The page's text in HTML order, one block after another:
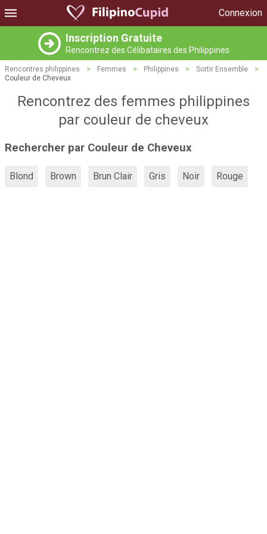
Connexion
Inscription Gratuite
Rencontrez des Célibataires des Philippines
Rencontres philippines > Femmes > Philippines > Sortir Ensemble
>
Couleur de Cheveux
Rencontrez des femmes philippines
par couleur de cheveux
Rechercher par Couleur de Cheveux
Blond Brown Brun Clair Gris Noir Rouge